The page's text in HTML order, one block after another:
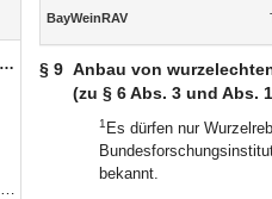
Inhalt
BayWeinRAV
§ 9 Anbau von
(zu § 6 Abs. 3 und Abs.
1 Es dürfen nur
bekannt.